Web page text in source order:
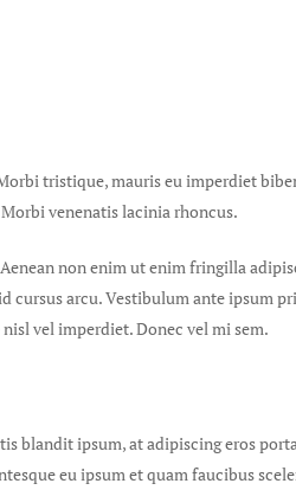
tristique, mauris eu imperdiet
venenatis lacinia rhoncus.
non enim ut enim fringilla
cursus arcu. Vestibulum ante ipsum
vel imperdiet. Donec vel mi sem.
blandit ipsum, at adipiscing eros
eu ipsum et quam faucibus